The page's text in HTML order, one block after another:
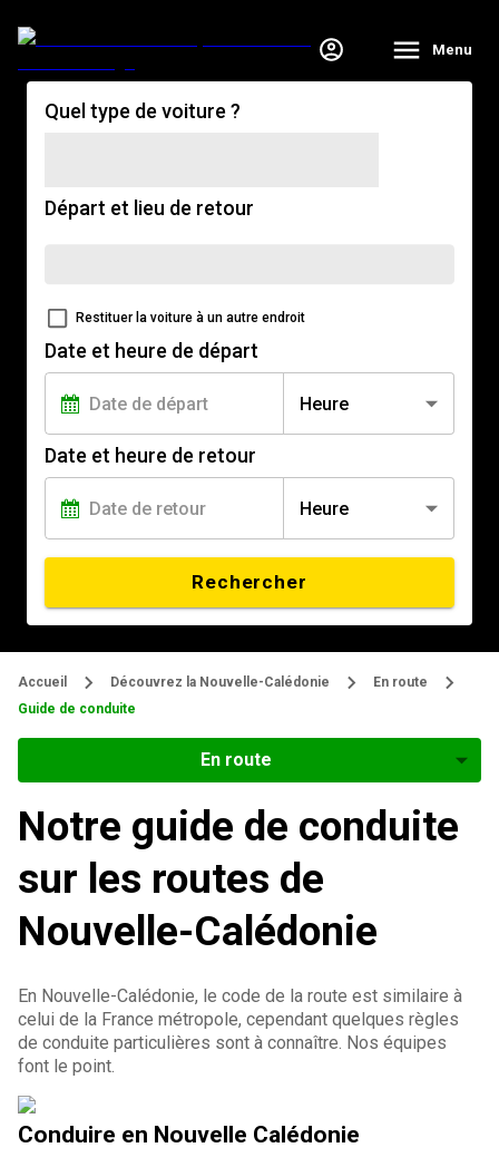
Menu
Quel type de voiture ?
Départ et lieu de retour
Restituer la voiture à un autre endroit
Date et heure de départ
Heure
Date et heure de retour
Heure
Rechercher
Accueil Découvrez la Nouvelle-Calédonie
En route
Guide de conduite
En route
Notre guide de conduite
sur les routes de
Nouvelle-Calédonie
En Nouvelle-Calédonie, le code de la route est similaire à
celui de la France métropole, cependant quelques règles
de conduite particulières sont à connaître. Nos équipes
font le point.
Conduire en Nouvelle Calédonie